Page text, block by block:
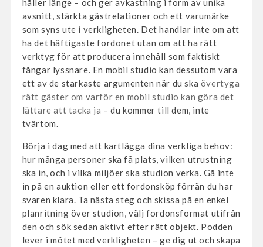
håller länge – och ger avkastning i form av unika
avsnitt, stärkta gästrelationer och ett varumärke
som syns ute i verkligheten. Det handlar inte om att
ha det häftigaste fordonet utan om att ha rätt
verktyg för att producera innehåll som faktiskt
fångar lyssnare. En mobil studio kan dessutom vara
ett av de starkaste argumenten när du ska övertyga
rätt gäster om varför en mobil studio kan göra det
lättare att tacka ja – du kommer till dem, inte
tvärtom.
Börja i dag med att kartlägga dina verkliga behov:
hur många personer ska få plats, vilken utrustning
ska in, och i vilka miljöer ska studion verka. Gå inte
in på en auktion eller ett fordonsköp förrän du har
svaren klara. Ta nästa steg och skissa på en enkel
planritning över studion, välj fordonsformat utifrån
den och sök sedan aktivt efter rätt objekt. Podden
lever i mötet med verkligheten – ge dig ut och skapa